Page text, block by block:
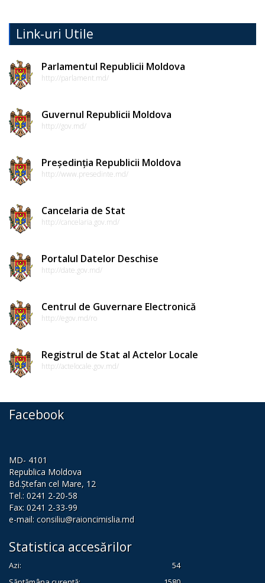
Codul
de
conduită
a
funcționarilor
publici
instituțională
pentru
Transparență
decizională
Dispozițiile
președintelui
Consultări
publice
proiectelor
de
decizii
Sinteza
recomandărilor
la
Link-uri Utile
Parlamentul Republicii Moldova
http://parlament.md/
Guvernul Republicii Moldova
http://gov.md/
Președinția Republicii Moldova
http://www.presedinte.md/
Cancelaria de Stat
http://cancelaria.gov.md/
Portalul Datelor Deschise
http://date.gov.md/
Centrul de Guvernare Electronică
http://egov.md/ro
Registrul de Stat al Actelor Locale
http://actelocale.gov.md/
Facebook
MD- 4101
Republica Moldova
Bd.Ștefan cel Mare, 12
Tel.: 0241 2-20-58
Fax: 0241 2-33-99
e-mail: consiliu@raioncimislia.md
Statistica accesărilor
Azi:
54